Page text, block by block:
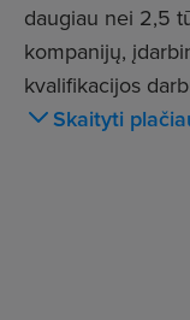
daugiau nei 2,5
kompanijų,
kvalifikacijos
mokymo
Skaityti